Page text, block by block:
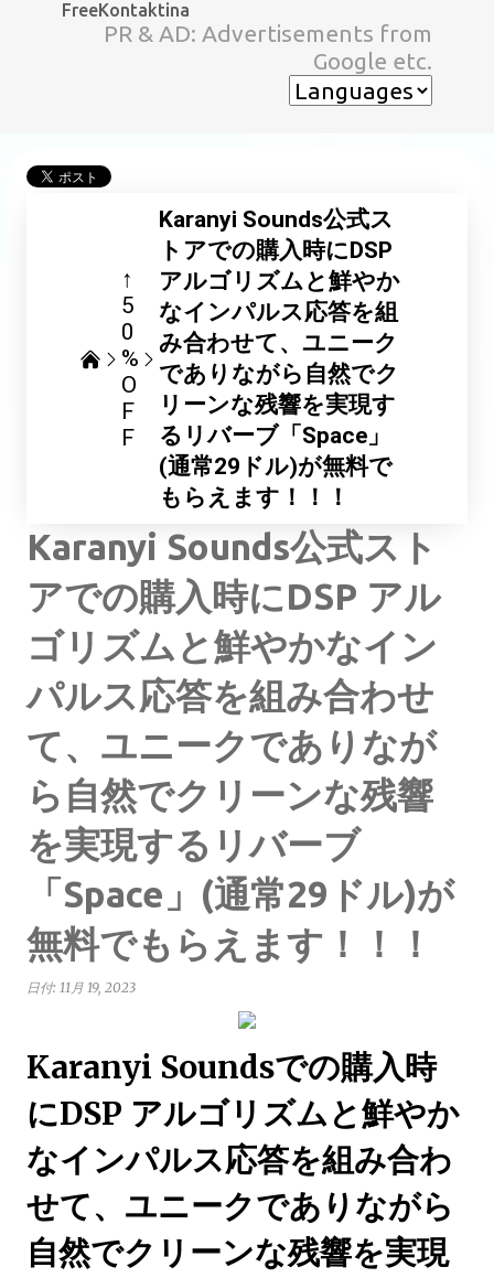
スキップしてメイン コンテンツに移動
FreeKontaktina
PR & AD: Advertisements from
Google etc.
↑
5
0
%
O
F
F
Karanyi Sounds公式ス
トアでの購入時にDSP
アルゴリズムと鮮やか
なインパルス応答を組
み合わせて、ユニーク
でありながら自然でク
リーンな残響を実現す
るリバーブ「Space」
(通常29ドル)が無料で
もらえます！！！
Karanyi Sounds公式スト
アでの購入時にDSP アル
ゴリズムと鮮やかなイン
パルス応答を組み合わせ
て、ユニークでありなが
ら自然でクリーンな残響
を実現するリバーブ
「Space」(通常29ドル)が
無料でもらえます！！！
日付: 11月 19, 2023
Karanyi Soundsでの購入時
にDSP アルゴリズムと鮮やか
なインパルス応答を組み合わ
せて、ユニークでありながら
自然でクリーンな残響を実現